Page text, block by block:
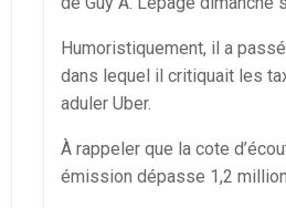
Humoristiquement, il a
dans lequel il critiquait les
aduler Uber.
À rappeler que la cote
émission dépasse 1,2